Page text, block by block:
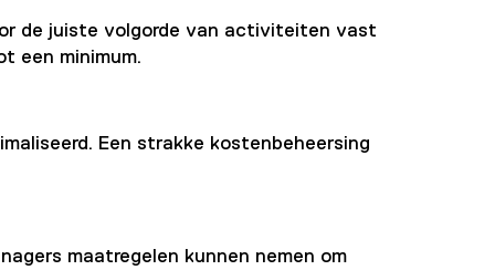
de juiste volgorde van activiteiten vast
een minimum.
Een strakke kostenbeheersing
maatregelen kunnen nemen om